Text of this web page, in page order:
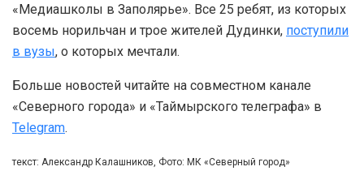
«Медиашколы в Заполярье». Все 25 ребят, из которых
восемь норильчан и трое жителей Дудинки, поступили
в вузы, о которых мечтали.
Больше новостей читайте на совместном канале
«Северного города» и «Таймырского телеграфа» в
Telegram.
текст: Александр Калашников, Фото: МК «Северный город»